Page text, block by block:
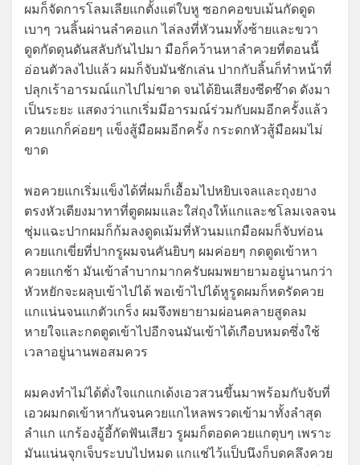
ผมก็จัดการโลมเลียแกตั้งแต่ใบหู ซอกคอขบเม้นกัดดูด
เบาๆ วนลิ้นผ่านลำคอแก ไล่ลงที่หัวนมทั้งซ้ายและขวา
ดูดกัดดุนดันสลับกันไปมา มือก็คว้านหาลำควยที่ตอนนี้
อ่อนตัวลงไปแล้ว ผมก็จับมันชักเล่น ปากกับลิ้นก็ทำหน้าที่
ปลุกเร้าอารมณ์แกไปไม่ขาด จนได้ยินเสียงซีดซ๊าด ดังมา
เป็นระยะ แสดงว่าแกเริ่มมีอารมณ์ร่วมกับผมอีกครั้งแล้ว
ควยแกก็ค่อยๆ แข็งสู้มือผมอีกครั้ง กระดกหัวสู้มือผมไม่
ขาด
พอควยแกเริ่มแข็งได้ที่ผมก็เอื้อมไปหยิบเจลและถุงยาง
ตรงหัวเตียงมาทาที่ตูดผมและใส่ถุงให้แกและชโลมเจลจน
ชุ่มแฉะปากผมก็ก้มลงดูดเม้มที่หัวนมแกมือผมก็จับท่อน
ควยแกเขี่ยที่ปากรูผมจนคันยิบๆ ผมค่อยๆ กดตูดเข้าหา
ควยแกช้า มันเข้าลำบากมากครับผมพยายามอยู่นานกว่า
หัวหยักจะผลุบเข้าไปได้ พอเข้าไปได้หูรูดผมก็หดรัดควย
แกแน่นจนแกตัวเกร็ง ผมจึงพยายามผ่อนคลายสูดลม
หายใจและกดตูดเข้าไปอีกจนมันเข้าได้เกือบหมดซึ่งใช้
เวลาอยู่นานพอสมควร
ผมคงทำไม่ได้ดั่งใจแกแกเด้งเอวสวนขึ้นมาพร้อมกับจับที่
เอวผมกดเข้าหากันจนควยแกไหลพรวดเข้ามาทั้งลำสุด
ลำแก แกร้องอู้อี้กัดฟันเสียว รูผมก็ตอดควยแกตุบๆ เพราะ
มันแน่นจุกเจ็บระบบไปหมด แกแช่ไว้แป็บนึงก็บดคลึงควย